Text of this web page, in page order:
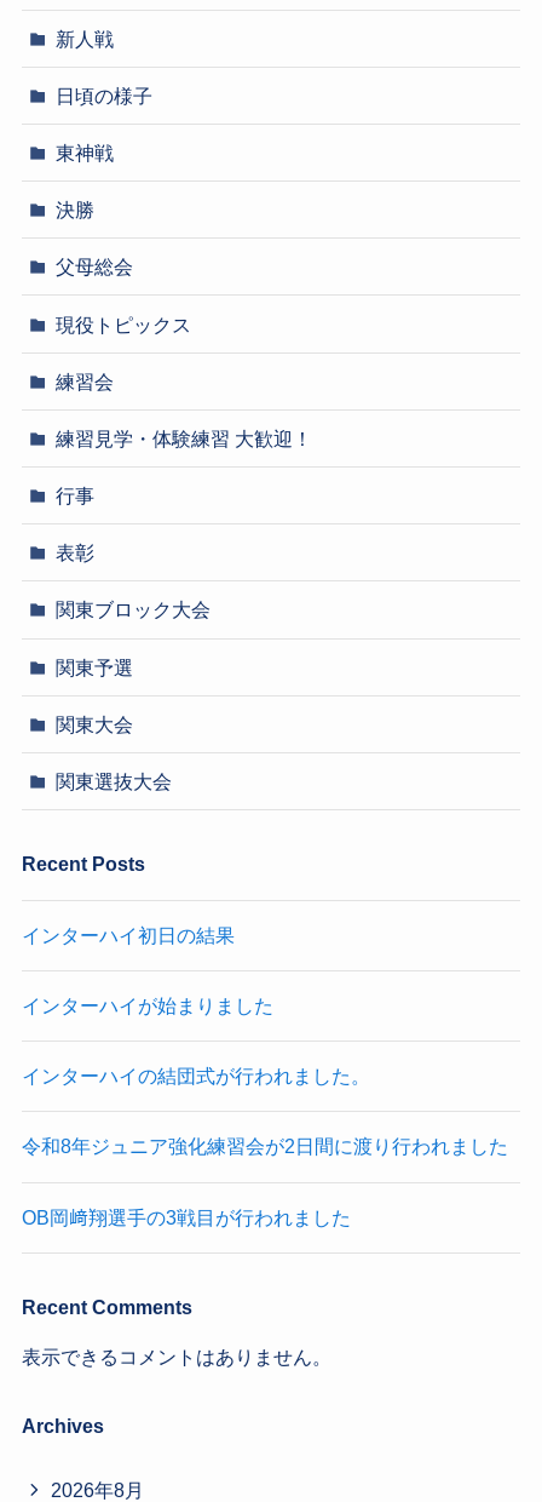
新人戦
日頃の様子
東神戦
決勝
父母総会
現役トピックス
練習会
練習見学・体験練習 大歓迎！
行事
表彰
関東ブロック大会
関東予選
関東大会
関東選抜大会
Recent Posts
インターハイ初日の結果
インターハイが始まりました
インターハイの結団式が行われました。
令和8年ジュニア強化練習会が2日間に渡り行われました
OB岡﨑翔選手の3戦目が行われました
Recent Comments
表示できるコメントはありません。
Archives
2026年8月